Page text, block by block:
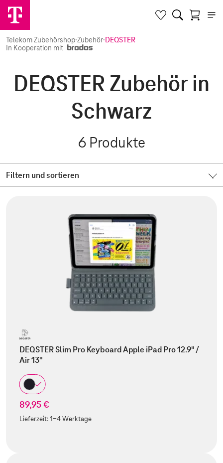
Telekom Zubehörshop·Zubehör·DEQSTER
In Kooperation mit
DEQSTER Zubehör in
Schwarz
6 Produkte
Filtern und sortieren
DEQSTER Slim Pro Keyboard Apple iPad Pro 12.9" /
Air 13"
89,95 €
Lieferzeit:1-4 Werktage